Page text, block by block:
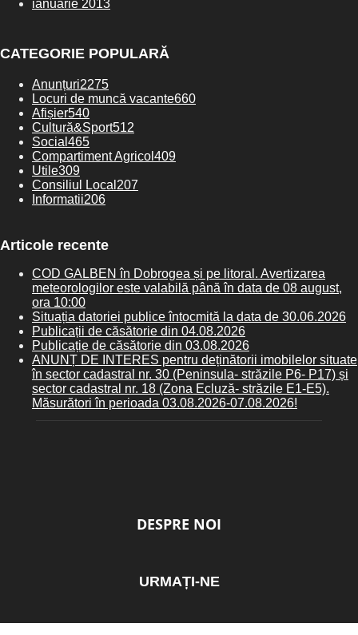
ianuarie 2013
CATEGORIE POPULARĂ
Anunțuri2275
Locuri de muncă vacante660
Afișier540
Cultură&Sport512
Social 465
Compartiment Agricol 409
Utile309
Consiliul Local 207
Informatii206
Articole recente
COD GALBEN în Dobrogea și pe litoral. Avertizarea
meteorologilor este valabilă până în data de 08 august,
ora 10:00
Situația datoriei publice întocmită la data de 30.06.2026
Publicații de căsătorie din 04.08.2026
Publicație de căsătorie din 03.08.2026
ANUNȚ DE INTERES pentru deținătorii imobilelor situate
în sector cadastral nr. 30 (Peninsula- străzile P6- P17) și
sector cadastral nr. 18 (Zona Ecluză- străzile E1-E5).
Măsurători în perioada 03.08.2026-07.08.2026!
DESPRE NOI
URMAȚI-NE